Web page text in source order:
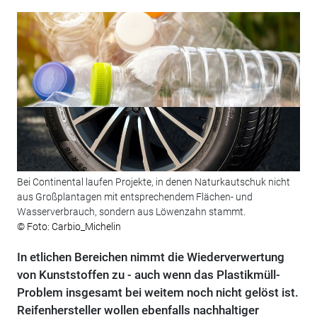
Bei Continental laufen Projekte, in denen Naturkautschuk nicht
aus Großplantagen mit entsprechendem Flächen- und
Wasserverbrauch, sondern aus Löwenzahn stammt.
© Foto: Carbio_Michelin
In etlichen Bereichen nimmt die Wiederverwertung
von Kunststoffen zu - auch wenn das Plastikmüll-
Problem insgesamt bei weitem noch nicht gelöst ist.
Reifenhersteller wollen ebenfalls nachhaltiger